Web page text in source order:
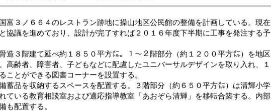
富３ノ６６４のレストラン跡地に操山地区公民館の整備を計画している。現在
協議を進めており、設計が完了すれば２０１６年度下半期に工事を発注する予
造３階建て延べ約１８５０平方㍍。１～２階部分（約１２００平方㍍）を地区
高齢者、障害者、子どもなどに配慮したユニバーサルデザインを取り入れ、１
ことができる図書コーナーを設置する。
蓄品を収納するスペースを配置する。３階部分（約６５０平方㍍）は清輝小学
ている教育相談室および適応指導教室「あおぞら清輝」を移転合築する。内部
も配置する。